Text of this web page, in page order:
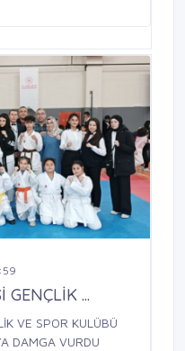
GENÇLİK ...
VE SPOR KULÜBÜ
DAMGA VURDU